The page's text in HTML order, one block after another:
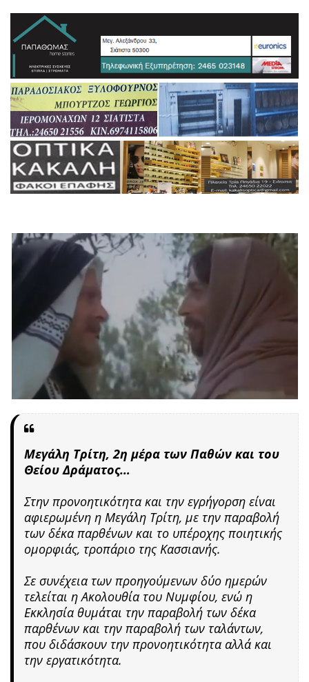
Μεγάλη Τρίτη, 2η μέρα των Παθών και του
Θείου Δράματος…
Στην προνοητικότητα και την εγρήγορση είναι
αφιερωμένη η Μεγάλη Τρίτη, με την παραβολή
των δέκα παρθένων και το υπέροχης ποιητικής
ομορφιάς, τροπάριο της Κασσιανής.
Σε συνέχεια των προηγούμενων δύο ημερών
τελείται η Ακολουθία του Νυμφίου, ενώ η
Εκκλησία θυμάται την παραβολή των δέκα
παρθένων και την παραβολή των ταλάντων,
που διδάσκουν την προνοητικότητα αλλά και
την εργατικότητα.